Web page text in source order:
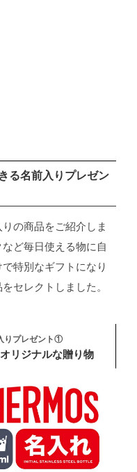
る名前入りプレゼン
の商品をご紹介しま
ど毎日使える物に自
特別なギフトになり
セレクトしました。
りプレゼント①
リジナルな贈り物